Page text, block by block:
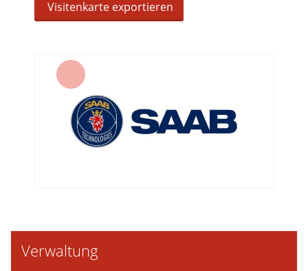
Visitenkarte exportieren
Verwaltung